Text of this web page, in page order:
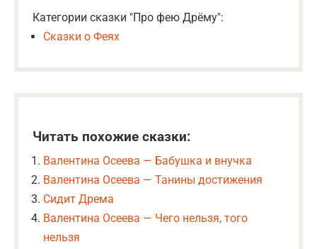
Категории сказки "Про фею Дрёму":
Сказки о Феях
Читать похожие сказки:
Валентина Осеева — Бабушка и внучка
Валентина Осеева — Танины достижения
Сидит Дрема
Валентина Осеева — Чего нельзя, того
нельзя